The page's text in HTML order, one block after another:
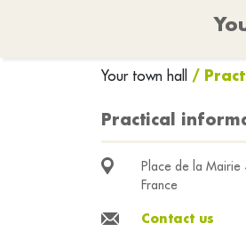
Your town hall /
Practical
Place de la Mairie
France
Contact us